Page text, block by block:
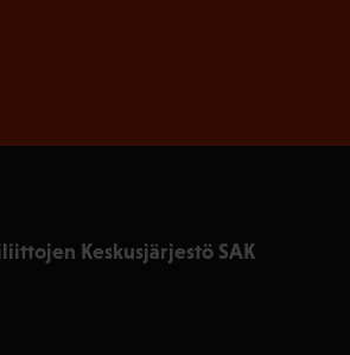
Keskusjärjestö SAK